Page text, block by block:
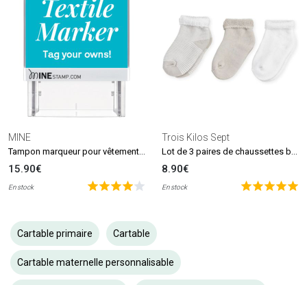
MINE
15.90€
En stock
Trois Kilos Sept
8.90€
En stock
Cartable primaire Cartable
Cartable maternelle personnalisable